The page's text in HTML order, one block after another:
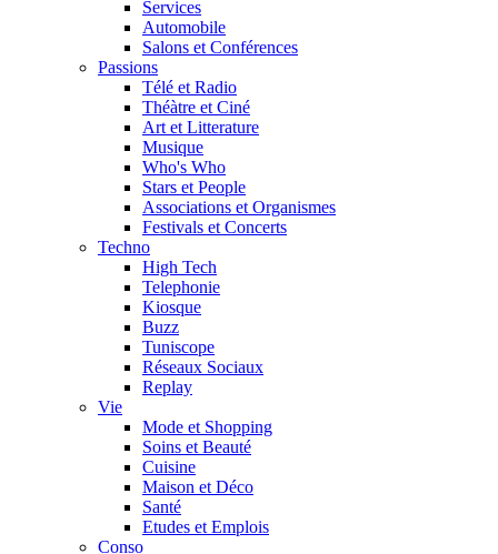
Services
Automobile
Salons et Conférences
Passions
Télé et Radio
Théàtre et Ciné
Art et Litterature
Musique
Who's Who
Stars et People
Associations et Organismes
Festivals et Concerts
Techno
High Tech
Telephonie
Kiosque
Buzz
Tuniscope
Réseaux Sociaux
Replay
Vie
Mode et Shopping
Soins et Beauté
Cuisine
Maison et Déco
Santé
Etudes et Emplois
Conso